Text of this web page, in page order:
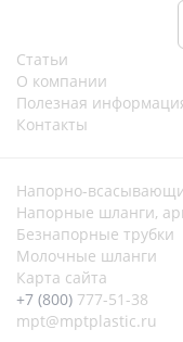
Статьи
О компании
Полезная
Контакты
Напорно-
Напорные шланги,
Безнапорные трубки
Молочные шланги
Карта сайта
+7 (800) 777-51-38
mpt@mptplastic.ru